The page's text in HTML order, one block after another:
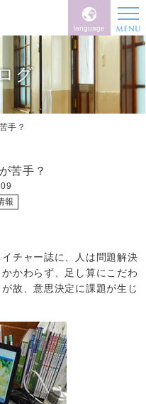
language
グ
手？
苦手？
報
チャー誌に、人は問題解決
かわらず、足し算にこだわ
故、意思決定に課題が生じ